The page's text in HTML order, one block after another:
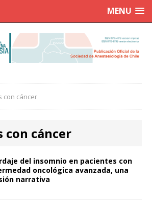
MENU
con cáncer
con cáncer
del insomnio en pacientes con
oncológica avanzada, una
narrativa